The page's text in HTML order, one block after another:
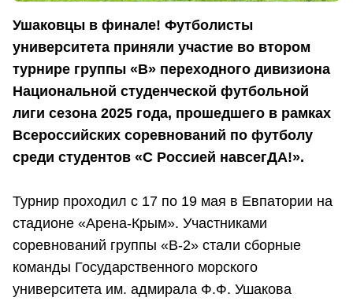
Ушаковцы в финале! Футболисты
университета приняли участие во втором
турнире группы «В» переходного дивизиона
Национальной студенческой футбольной
лиги сезона 2025 года, прошедшего в рамках
Всероссийских соревнований по футболу
среди студентов «С Россией навсегДА!».
Турнир проходил с 17 по 19 мая в Евпатории на
стадионе «Арена-Крым». Участниками
соревнований группы «В-2» стали сборные
команды Государственного морского
университета им. адмирала Ф.Ф. Ушакова